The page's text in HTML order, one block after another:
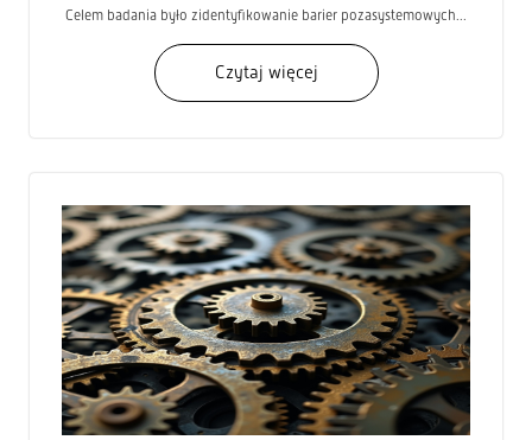
Celem badania było zidentyfikowanie barier pozasystemowych...
Czytaj więcej